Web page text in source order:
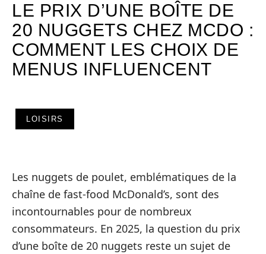
LE PRIX D’UNE BOÎTE DE
20 NUGGETS CHEZ MCDO :
COMMENT LES CHOIX DE
MENUS INFLUENCENT
LOISIRS
Les nuggets de poulet, emblématiques de la
chaîne de fast-food McDonald’s, sont des
incontournables pour de nombreux
consommateurs. En 2025, la question du prix
d’une boîte de 20 nuggets reste un sujet de